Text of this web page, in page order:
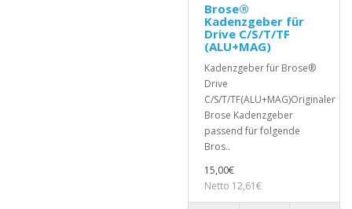
Brose®
Kadenzgeber für
Drive C/S/T/TF
(ALU+MAG)
Kadenzgeber für Brose®
Drive
C/S/T/TF(ALU+MAG)Originaler
Brose Kadenzgeber
passend für folgende
Bros..
15,00€
Netto 12,61€